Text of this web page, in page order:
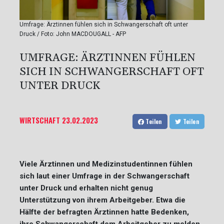
Umfrage: Ärztinnen fühlen sich in Schwangerschaft oft unter
Druck / Foto: John MACDOUGALL - AFP
UMFRAGE: ÄRZTINNEN FÜHLEN
SICH IN SCHWANGERSCHAFT OFT
UNTER DRUCK
WIRTSCHAFT 23.02.2023 Teilen Teilen
Viele Ärztinnen und Medizinstudentinnen fühlen
sich laut einer Umfrage in der Schwangerschaft
unter Druck und erhalten nicht genug
Unterstützung von ihrem Arbeitgeber. Etwa die
Hälfte der befragten Ärztinnen hatte Bedenken,